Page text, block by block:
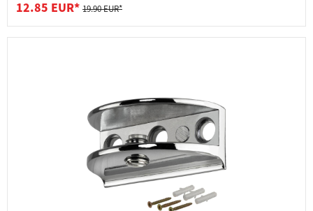
12.85 EUR* 19.90 EUR*